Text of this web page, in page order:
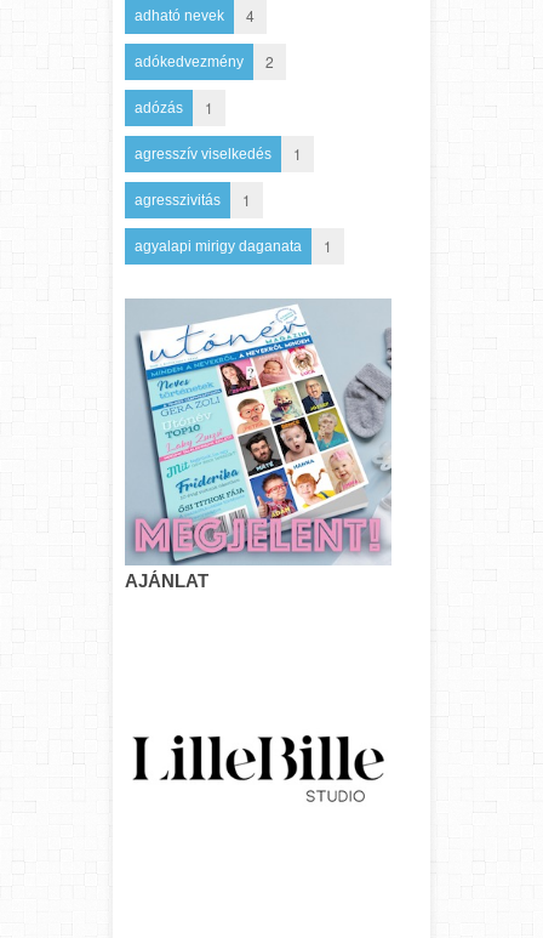
adható nevek 4
adókedvezmény 2
adózás 1
agresszív viselkedés 1
agresszivitás 1
agyalapi mirigy daganata 1
AJÁNLAT